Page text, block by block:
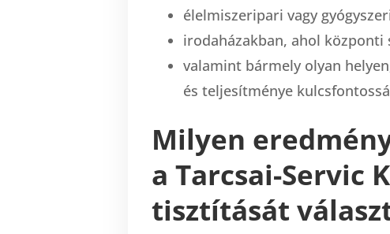
élelmiszeripari vagy
irodaházakban, ahol
valamint bármely olyan
és teljesítménye
Milyen
a Tarcsai-Servic
tisztítását